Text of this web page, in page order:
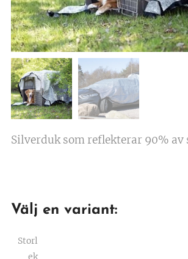
Silverduk som reflekterar 90% av
Välj en variant:
Storl
ek